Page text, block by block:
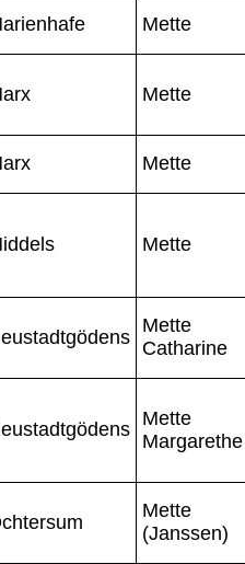
Mette
Mette
Mette
Mette
Mette
Catharine
Mette
Margarethe
Mette
(Janssen)